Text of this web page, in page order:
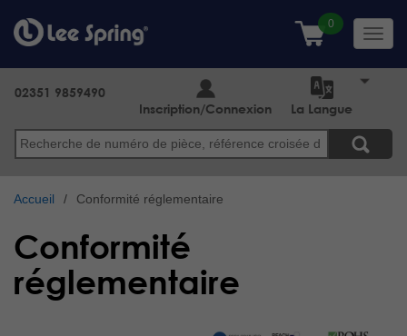
au
contenu
principal
Search
02351 9859490
Inscription/Connexion
La Langue
Accueil Conformité réglementaire
Conformité
réglementaire